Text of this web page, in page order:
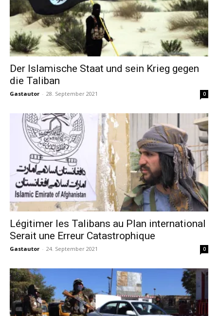
Der Islamische Staat und sein Krieg gegen
die Taliban
Gastautor - 28. September 2021 0
Légitimer les Talibans au Plan international
Serait une Erreur Catastrophique
Gastautor - 24. September 2021 0